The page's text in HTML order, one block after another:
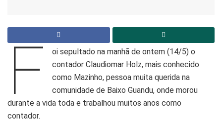
F
oi sepultado na manhã de ontem (14/5) o
contador Claudiomar Holz, mais conhecido
como Mazinho, pessoa muita querida na
comunidade de Baixo Guandu, onde morou
durante a vida toda e trabalhou muitos anos como
contador.